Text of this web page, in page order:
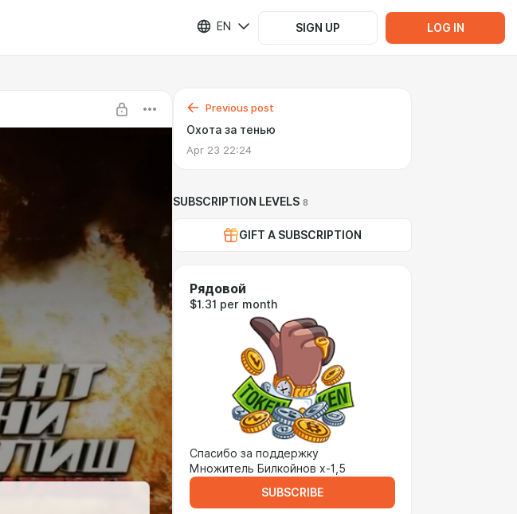
EN SIGN UP LOG IN
Previous post
Охота за тенью
Apr 23 22:24
SUBSCRIPTION LEVELS 8
GIFT A SUBSCRIPTION
Рядовой
$1.31 per month
Спасибо за поддержку
Множитель Билкойнов х-1,5
SUBSCRIBE